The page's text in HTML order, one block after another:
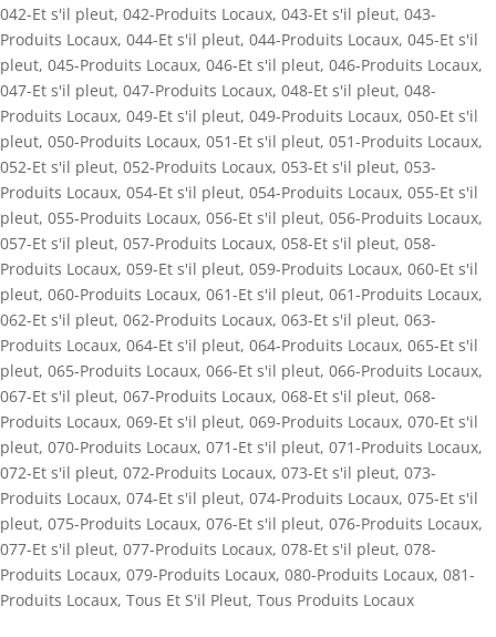
042-Et s'il pleut, 042-Produits Locaux, 043-Et s'il pleut, 043-
Produits Locaux, 044-Et s'il pleut, 044-Produits Locaux, 045-Et s'il
pleut, 045-Produits Locaux, 046-Et s'il pleut, 046-Produits Locaux,
047-Et s'il pleut, 047-Produits Locaux, 048-Et s'il pleut, 048-
Produits Locaux, 049-Et s'il pleut, 049-Produits Locaux, 050-Et s'il
pleut, 050-Produits Locaux, 051-Et s'il pleut, 051-Produits Locaux,
052-Et s'il pleut, 052-Produits Locaux, 053-Et s'il pleut, 053-
Produits Locaux, 054-Et s'il pleut, 054-Produits Locaux, 055-Et s'il
pleut, 055-Produits Locaux, 056-Et s'il pleut, 056-Produits Locaux,
057-Et s'il pleut, 057-Produits Locaux, 058-Et s'il pleut, 058-
Produits Locaux, 059-Et s'il pleut, 059-Produits Locaux, 060-Et s'il
pleut, 060-Produits Locaux, 061-Et s'il pleut, 061-Produits Locaux,
062-Et s'il pleut, 062-Produits Locaux, 063-Et s'il pleut, 063-
Produits Locaux, 064-Et s'il pleut, 064-Produits Locaux, 065-Et s'il
pleut, 065-Produits Locaux, 066-Et s'il pleut, 066-Produits Locaux,
067-Et s'il pleut, 067-Produits Locaux, 068-Et s'il pleut, 068-
Produits Locaux, 069-Et s'il pleut, 069-Produits Locaux, 070-Et s'il
pleut, 070-Produits Locaux, 071-Et s'il pleut, 071-Produits Locaux,
072-Et s'il pleut, 072-Produits Locaux, 073-Et s'il pleut, 073-
Produits Locaux, 074-Et s'il pleut, 074-Produits Locaux, 075-Et s'il
pleut, 075-Produits Locaux, 076-Et s'il pleut, 076-Produits Locaux,
077-Et s'il pleut, 077-Produits Locaux, 078-Et s'il pleut, 078-
Produits Locaux, 079-Produits Locaux, 080-Produits Locaux, 081-
Produits Locaux, Tous Et S'il Pleut, Tous Produits Locaux